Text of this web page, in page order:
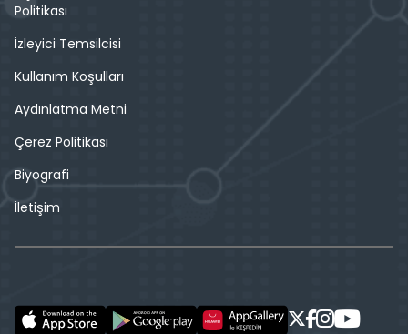
Politikası
İzleyici Temsilcisi
Kullanım Koşulları
Aydınlatma Metni
Çerez Politikası
Biyografi
İletişim